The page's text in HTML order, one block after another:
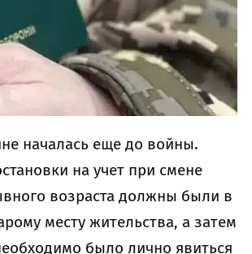
началась еще до войны.
на учет при смене
возраста должны были в
месту жительства, а затем
было лично явиться